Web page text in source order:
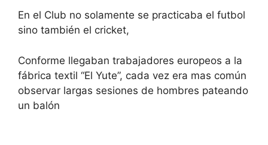
En el Club no solamente se practicaba el futbol
sino también el cricket,
Conforme llegaban trabajadores europeos a la
fábrica textil “El Yute”, cada vez era mas común
observar largas sesiones de hombres pateando
un balón